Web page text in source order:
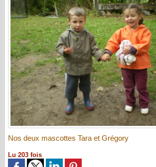
Nos deux mascottes Tara et Grégory
Lu 203 fois